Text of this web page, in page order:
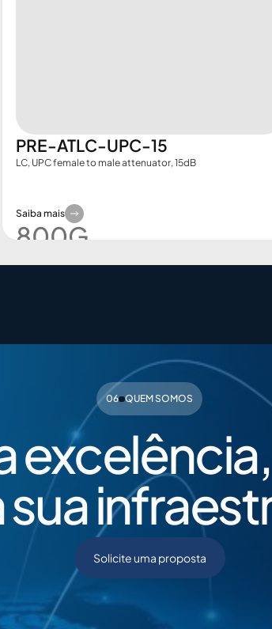
PRE-ATLC-UPC-15
LC, UPC female to male attenuator, 15dB
Saiba mais
800G​
06 QUEM SOMOS
Solicite uma proposta